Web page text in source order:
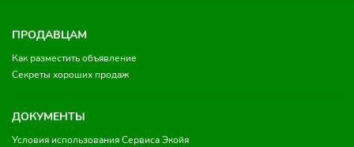
ПРОДАВЦАМ
Как разместить объявление
Секреты хороших продаж
ДОКУМЕНТЫ
Условия использования Сервиса Экойя